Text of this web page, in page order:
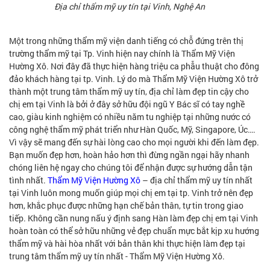
Địa chỉ thẩm mỹ uy tín tại Vinh, Nghệ An
Một trong những thẩm mỹ viện danh tiếng có chỗ đứng trên thị
trường thẩm mỹ tại Tp. Vinh hiện nay chính là Thẩm Mỹ Viện
Hường Xô. Nơi đây đã thực hiện hàng triệu ca phẫu thuật cho đông
đảo khách hàng tại tp. Vinh. Lý do mà Thẩm Mỹ Viện Hường Xô trở
thành một trung tâm thẩm mỹ uy tín, địa chỉ làm đẹp tin cậy cho
chị em tại Vinh là bởi ở đây sở hữu đội ngũ Y Bác sĩ có tay nghề
cao, giàu kinh nghiệm có nhiều năm tu nghiệp tại những nước có
công nghệ thẩm mỹ phát triển như Hàn Quốc, Mỹ, Singapore, Úc….
Vì vậy sẽ mang đến sự hài lòng cao cho mọi người khi đến làm đẹp.
Bạn muốn đẹp hơn, hoàn hảo hơn thì đừng ngần ngại hãy nhanh
chóng liên hệ ngay cho chúng tôi để nhận được sự hướng dẫn tận
tình nhất. Thẩm Mỹ Viện Hường Xô – địa chỉ thẩm mỹ uy tín nhất
tại Vinh luôn mong muốn giúp mọi chị em tại tp. Vinh trở nên đẹp
hơn, khắc phục được những hạn chế bản thân, tự tin trong giao
tiếp. Không cần nung nấu ý định sang Hàn làm đẹp chị em tại Vinh
hoàn toàn có thể sở hữu những vẻ đẹp chuẩn mực bắt kịp xu hướng
thẩm mỹ và hài hòa nhất với bản thân khi thực hiện làm đẹp tại
trung tâm thẩm mỹ uy tín nhất - Thẩm Mỹ Viện Hường Xô.